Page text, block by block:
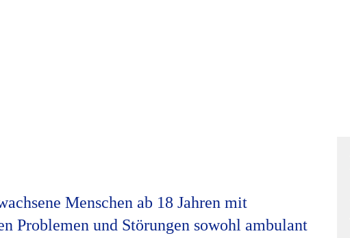
Menschen ab 18 Jahren mit
Problemen und Störungen sowohl ambulant